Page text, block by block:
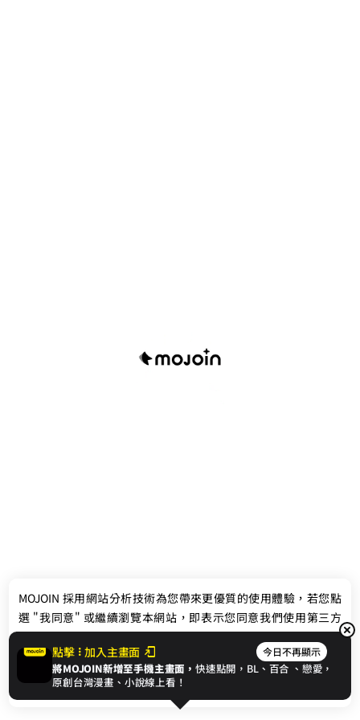
聯絡我們
© 2024 gamania Digital Entertainment Co., Ltd.
點擊 加入主畫面 今日不再顯示
將MOJOIN新增至手機主畫面，快速點開，BL、 百合 、戀愛，
原創台灣漫畫、小說線上看！
MOJOIN 採用網站分析技術為您帶來更優質的使用體驗，若您點
選 "我同意" 或繼續瀏覽本網站，即表示您同意我們使用第三方
Cookie，欲瞭解更多資訊請見隱私權政策。
我同意